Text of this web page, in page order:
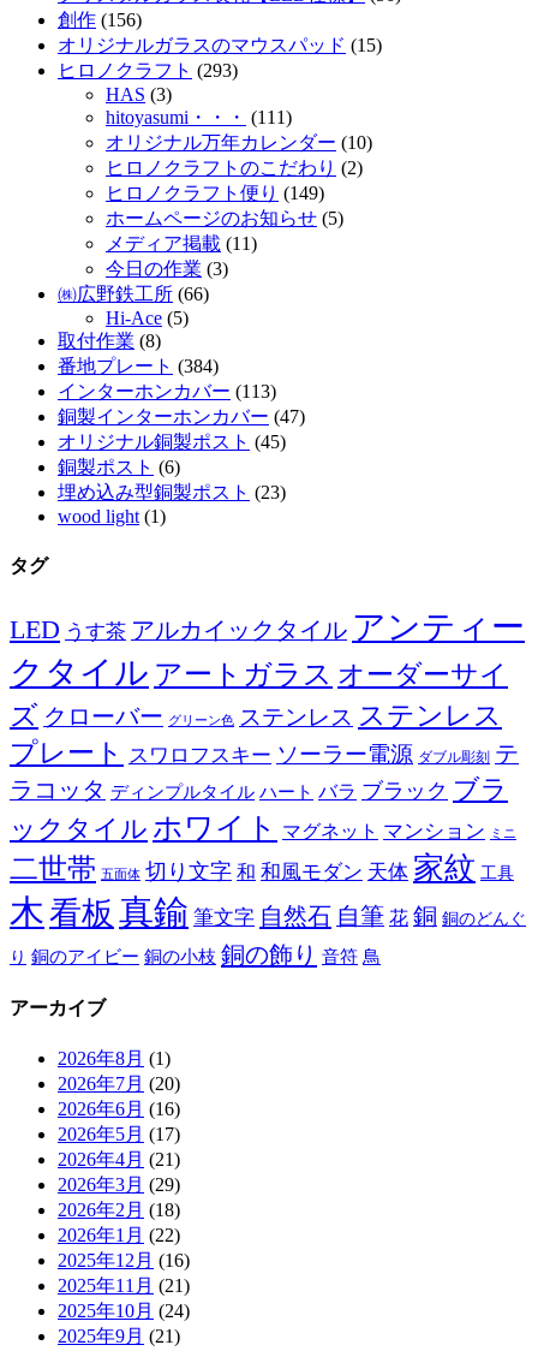
創作 (156)
オリジナルガラスのマウスパッド (15)
ヒロノクラフト (293)
HAS (3)
hitoyasumi・・・ (111)
オリジナル万年カレンダー (10)
ヒロノクラフトのこだわり (2)
ヒロノクラフト便り (149)
ホームページのお知らせ (5)
メディア掲載 (11)
今日の作業 (3)
㈱広野鉄工所 (66)
Hi-Ace (5)
取付作業 (8)
番地プレート (384)
インターホンカバー (113)
銅製インターホンカバー (47)
オリジナル銅製ポスト (45)
銅製ポスト (6)
埋め込み型銅製ポスト (23)
wood light (1)
タグ
LED うす茶 アルカイックタイル アンティー
クタイル アートガラス オーダーサイ
ズ クローバー グリーン色 ステンレス ステンレス
プレート スワロフスキー ソーラー電源 ダブル彫刻 テ
ラコッタ ディンプルタイル ハート バラ ブラック ブラ
ックタイル ホワイト マグネット マンション ミニ
二世帯 五面体 切り文字 和 和風モダン 天体 家紋 工具
木看板 真鍮 筆文字 自然石 自筆 花 銅 銅のどんぐ
り 銅のアイビー 銅の小枝 銅の飾り 音符 鳥
アーカイブ
2026年8月 (1)
2026年7月 (20)
2026年6月 (16)
2026年5月 (17)
2026年4月 (21)
2026年3月 (29)
2026年2月 (18)
2026年1月 (22)
2025年12月 (16)
2025年11月 (21)
2025年10月 (24)
2025年9月 (21)